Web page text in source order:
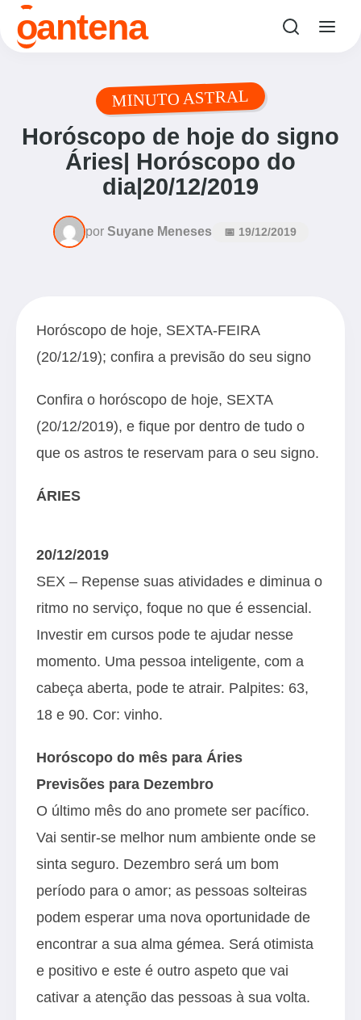
oantena
MINUTO ASTRAL
Horóscopo de hoje do signo
Áries| Horóscopo do
dia|20/12/2019
por Suyane Meneses 📅 19/12/2019
Horóscopo de hoje, SEXTA-FEIRA
(20/12/19); confira a previsão do seu signo
Confira o horóscopo de hoje, SEXTA
(20/12/2019), e fique por dentro de tudo o
que os astros te reservam para o seu signo.
ÁRIES
20/12/2019
SEX – Repense suas atividades e diminua o
ritmo no serviço, foque no que é essencial.
Investir em cursos pode te ajudar nesse
momento. Uma pessoa inteligente, com a
cabeça aberta, pode te atrair. Palpites: 63,
18 e 90. Cor: vinho.
Horóscopo do mês para Áries
Previsões para Dezembro
O último mês do ano promete ser pacífico.
Vai sentir-se melhor num ambiente onde se
sinta seguro. Dezembro será um bom
período para o amor; as pessoas solteiras
podem esperar uma nova oportunidade de
encontrar a sua alma gémea. Será otimista
e positivo e este é outro aspeto que vai
cativar a atenção das pessoas à sua volta.